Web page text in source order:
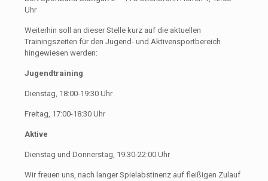
Uhr
Weiterhin soll an dieser Stelle kurz auf die aktuellen
Trainingszeiten für den Jugend- und Aktivensportbereich
hingewiesen werden:
Jugendtraining
Dienstag, 18:00-19:30 Uhr
Freitag, 17:00-18:30 Uhr
Aktive
Dienstag und Donnerstag, 19:30-22:00 Uhr
Wir freuen uns, nach langer Spielabstinenz auf fleißigen Zulauf